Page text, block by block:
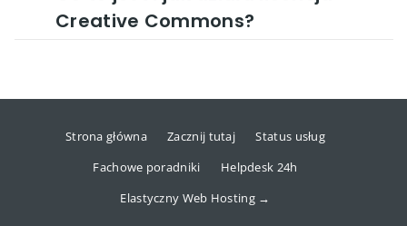
Creative Commons?
Strona główna Zacznij tutaj
Status usług
Fachowe poradniki
Helpdesk 24h
Elastyczny Web Hosting →